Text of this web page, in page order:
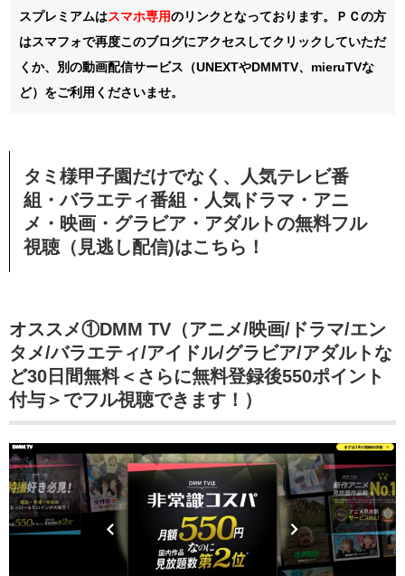
スプレミアムはスマホ専用のリンクとなっております。ＰＣの方
はスマフォで再度このブログにアクセスしてクリックしていただ
くか、別の動画配信サービス（UNEXTやDMMTV、mieruTVな
ど）をご利用くださいませ。
タミ様甲子園だけでなく、人気テレビ番
組・バラエティ番組・人気ドラマ・アニ
メ・映画・グラビア・アダルトの無料フル
視聴（見逃し配信)はこちら！
オススメ①DMM TV（アニメ/映画/ドラマ/エン
タメ/バラエティ/アイドル/グラビア/アダルトな
ど30日間無料＜さらに無料登録後550ポイント
付与＞でフル視聴できます！）